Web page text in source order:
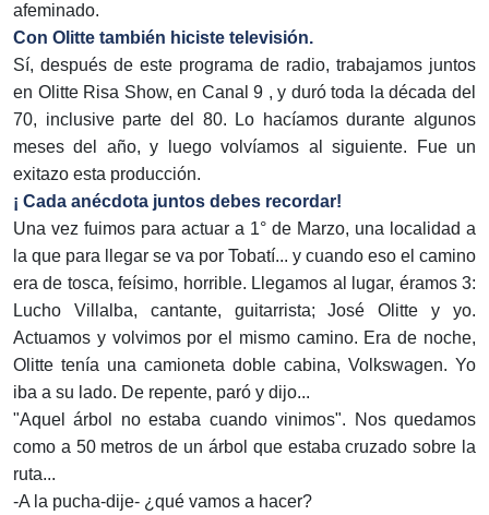
afeminado.
Con Olitte también hiciste televisión.
Sí, después de este programa de radio, trabajamos juntos
en Olitte Risa Show, en Canal 9 , y duró toda la década del
70, inclusive parte del 80. Lo hacíamos durante algunos
meses del año, y luego volvíamos al siguiente. Fue un
exitazo esta producción.
¡ Cada anécdota juntos debes recordar!
Una vez fuimos para actuar a 1° de Marzo, una localidad a
la que para llegar se va por Tobatí... y cuando eso el camino
era de tosca, feísimo, horrible. Llegamos al lugar, éramos 3:
Lucho Villalba, cantante, guitarrista; José Olitte y yo.
Actuamos y volvimos por el mismo camino. Era de noche,
Olitte tenía una camioneta doble cabina, Volkswagen. Yo
iba a su lado. De repente, paró y dijo...
"Aquel árbol no estaba cuando vinimos". Nos quedamos
como a 50 metros de un árbol que estaba cruzado sobre la
ruta...
-A la pucha-dije- ¿qué vamos a hacer?